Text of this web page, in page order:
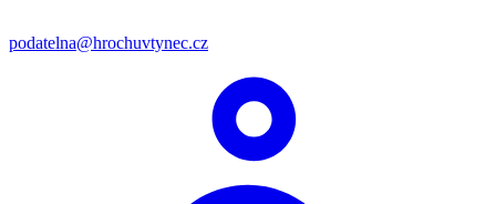
podatelna@hrochuvtynec.cz